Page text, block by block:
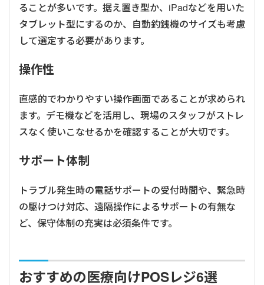
ることが多いです。据え置き型か、iPadなどを用いた
タブレット型にするのか、自動釣銭機のサイズも考慮
して選定する必要があります。
操作性
直感的でわかりやすい操作画面であることが求められ
ます。デモ機などを活用し、現場のスタッフがストレ
スなく使いこなせるかを確認することが大切です。
サポート体制
トラブル発生時の電話サポートの受付時間や、緊急時
の駆けつけ対応、遠隔操作によるサポートの有無な
ど、保守体制の充実は必須条件です。
おすすめの医療向けPOSレジ6選